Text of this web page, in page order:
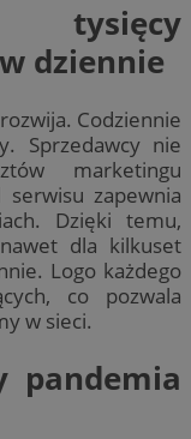
tysięcy
dziennie
Codziennie
Sprzedawcy nie
marketingu
serwisu zapewnia
Dzięki temu,
dla kilkuset
Logo każdego
co pozwala
w sieci.
pandemia